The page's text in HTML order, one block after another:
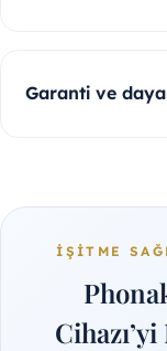
Garanti ve
İŞITME